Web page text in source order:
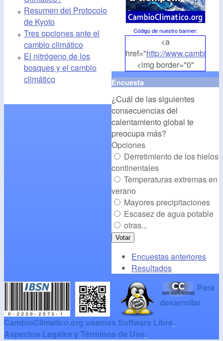
Resumen del Protocolo
de Kyoto
Tres opciones ante el
cambio climático
El nitrógeno de los
bosques y el cambio
climático
Código de nuestro banner:
<a
href="http://
<img border="0"
align="middle"
src="http://
alt="CambioClimatico.org"
/></a>
Encuesta
¿Cuál de las siguientes
consecuencias del
calentamiento global te
preocupa más?
Opciones
Derretimiento de los hielos
continentales
Temperaturas extremas en
verano
Mayores precipitaciones
Escasez de agua potable
otras...
Encuestas anteriores
Resultados
Para
desarrollar
CambioClimatico.org usamos Software Libre.
Aspectos Legales y Términos de Uso.